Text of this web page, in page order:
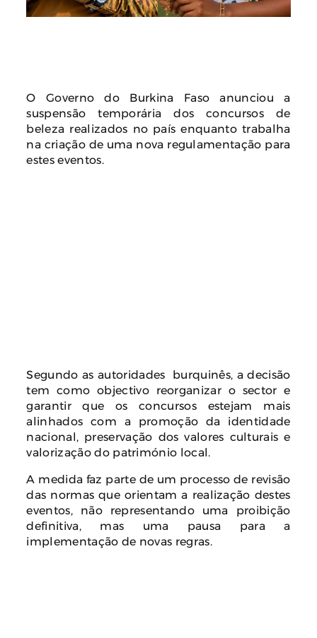
O Governo do Burkina Faso anunciou a
suspensão temporária dos concursos de
beleza realizados no país enquanto trabalha
na criação de uma nova regulamentação para
estes eventos.
Segundo as autoridades burquinês, a decisão
tem como objectivo reorganizar o sector e
garantir que os concursos estejam mais
alinhados com a promoção da identidade
nacional, preservação dos valores culturais e
valorização do património local.
A medida faz parte de um processo de revisão
das normas que orientam a realização destes
eventos, não representando uma proibição
definitiva, mas uma pausa para a
implementação de novas regras.